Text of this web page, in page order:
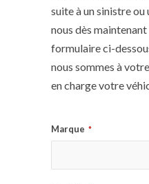
suite à un sinistre
nous dès
formulaire ci-
nous sommes à
en charge votre
Marque *